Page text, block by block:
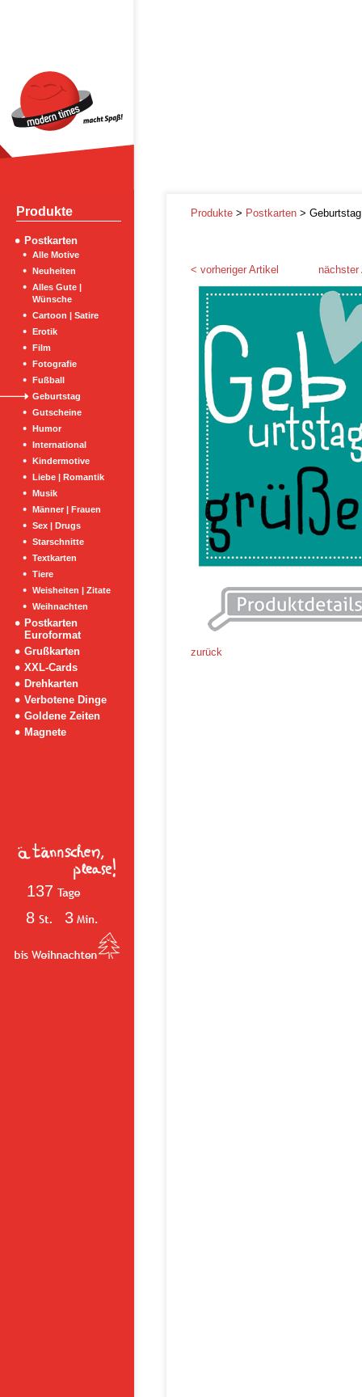
Produkte
Postkarten
Alle Motive
Neuheiten
Alles Gute |
Wünsche
Cartoon | Satire
Erotik
Film
Fotografie
Fußball
Geburtstag
Gutscheine
Humor
International
Kindermotive
Liebe | Romantik
Musik
Männer | Frauen
Sex | Drugs
Starschnitte
Textkarten
Tiere
Weisheiten | Zitate
Weihnachten
Postkarten
Euroformat
Grußkarten
XXL-Cards
Drehkarten
Verbotene Dinge
Goldene Zeiten
Magnete
137
8
3
Produkte > Postkarten > Geburtstag
< vorheriger Artikel
zurück